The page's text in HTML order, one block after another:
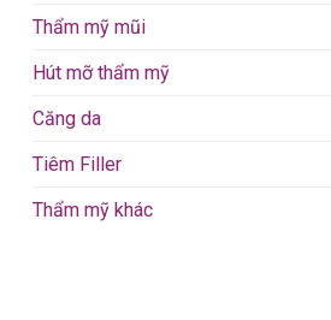
Thẩm mỹ mũi
Hút mỡ thẩm mỹ
Căng da
Tiêm Filler
Thẩm mỹ khác